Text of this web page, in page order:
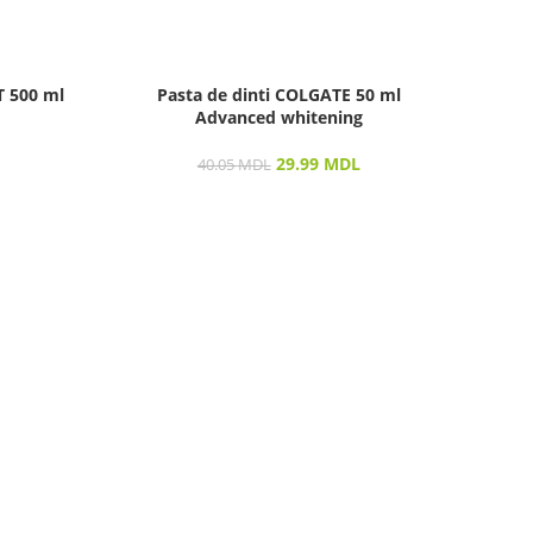
500 ml
Pasta de dinti COLGATE 50 ml
Advanced whitening
40.05MDL 29.99 MDL